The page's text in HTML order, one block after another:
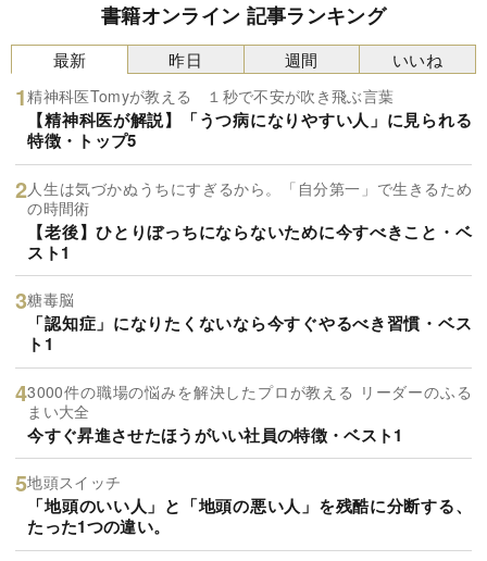
書籍オンライン 記事ランキング
最新
精神科医Tomyが教える １秒で不安が吹き飛ぶ言葉
【精神科医が解説】「うつ病になりやすい人」に見られる
特徴・トップ5
人生は気づかぬうちにすぎるから。「自分第一」で生きるため
の時間術
【老後】ひとりぼっちにならないために今すべきこと・ベ
スト1
糖毒脳
「認知症」になりたくないなら今すぐやるべき習慣・ベス
ト1
3000件の職場の悩みを解決したプロが教える リーダーのふる
まい大全
今すぐ昇進させたほうがいい社員の特徴・ベスト1
地頭スイッチ
「地頭のいい人」と「地頭の悪い人」を残酷に分断する、
たった1つの違い。
昨日 週間 いいね